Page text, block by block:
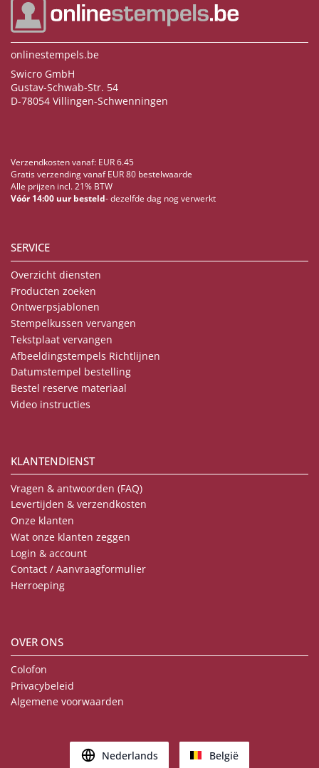
onlinestempels.be
Swicro GmbH
Gustav-Schwab-Str. 54
D-78054 Villingen-Schwenningen
Verzendkosten vanaf: EUR 6.45
Gratis verzending vanaf EUR 80 bestelwaarde
Alle prijzen incl. 21% BTW
Vóór 14:00 uur besteld- dezelfde dag nog verwerkt
SERVICE
Overzicht diensten
Producten zoeken
Ontwerpsjablonen
Stempelkussen vervangen
Tekstplaat vervangen
Afbeeldingstempels Richtlijnen
Datumstempel bestelling
Bestel reserve materiaal
Video instructies
KLANTENDIENST
Vragen & antwoorden (FAQ)
Levertijden & verzendkosten
Onze klanten
Wat onze klanten zeggen
Login & account
Contact / Aanvraagformulier
Herroeping
OVER ONS
Colofon
Privacybeleid
Algemene voorwaarden
Nederlands België